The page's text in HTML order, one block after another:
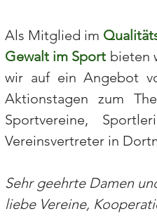
Als Mitglied im
Gewalt im Sport bieten
wir auf ein Angebot
Aktionstagen zum
Sportvereine,
Vereinsvertreter in
Sehr geehrte Damen
liebe Vereine,